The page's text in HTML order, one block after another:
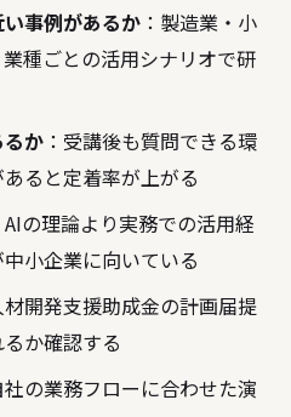
事例があるか ：製造業・小
種ごとの活用シナリオで研
か ：受講後も質問できる環
ると定着率が上がる
AIの理論より実務での活用経
小企業に向いている
材開発支援助成金の計画届提
か確認する
社の業務フローに合わせた演